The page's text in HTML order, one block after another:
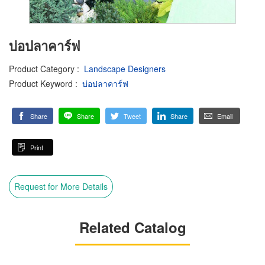
บ่อปลาคาร์ฟ
Product Category : Landscape Designers
Product Keyword : บ่อปลาคาร์ฟ
Share Share Tweet Share Email
Print
Request for More Details
Related Catalog